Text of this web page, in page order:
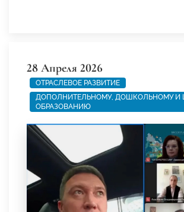
28 Апреля 2026
ОТРАСЛЕВОЕ РАЗВИТИЕ
ДОПОЛНИТЕЛЬНОМУ, ДОШКОЛЬНОМУ И
ОБРАЗОВАНИЮ